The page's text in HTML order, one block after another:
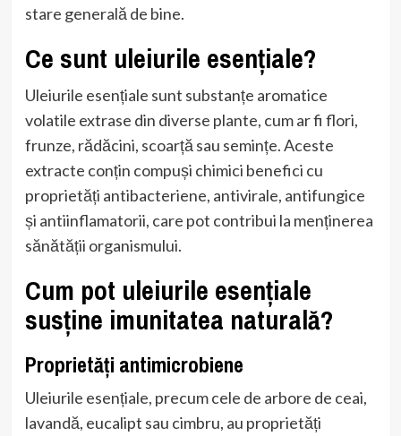
stare generală de bine.
Ce sunt uleiurile esențiale?
Uleiurile esențiale sunt substanțe aromatice
volatile extrase din diverse plante, cum ar fi flori,
frunze, rădăcini, scoarță sau semințe. Aceste
extracte conțin compuși chimici benefici cu
proprietăți antibacteriene, antivirale, antifungice
și antiinflamatorii, care pot contribui la menținerea
sănătății organismului.
Cum pot uleiurile esențiale
susține imunitatea naturală?
Proprietăți antimicrobiene
Uleiurile esențiale, precum cele de arbore de ceai,
lavandă, eucalipt sau cimbru, au proprietăți